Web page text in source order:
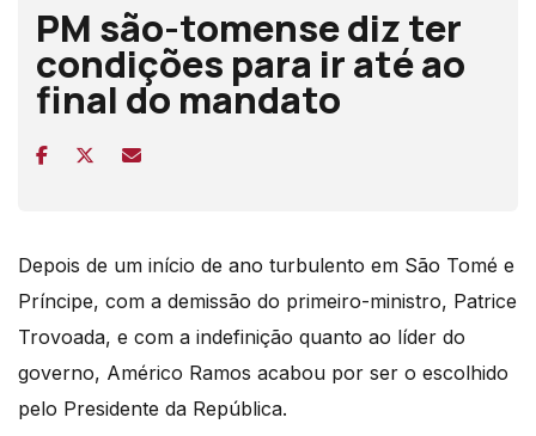
PM são-tomense diz ter
condições para ir até ao
final do mandato
Depois de um início de ano turbulento em São Tomé e
Príncipe, com a demissão do primeiro-ministro, Patrice
Trovoada, e com a indefinição quanto ao líder do
governo, Américo Ramos acabou por ser o escolhido
pelo Presidente da República.